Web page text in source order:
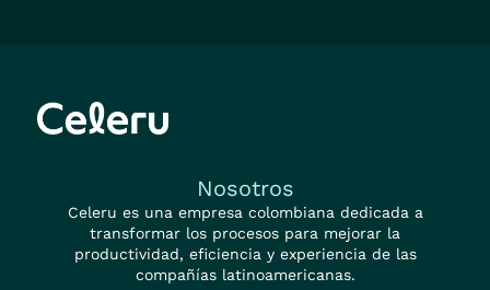
Nosotros
Celeru es una empresa colombiana dedicada a
transformar los procesos para mejorar la
productividad, eficiencia y experiencia de las
compañías latinoamericanas.